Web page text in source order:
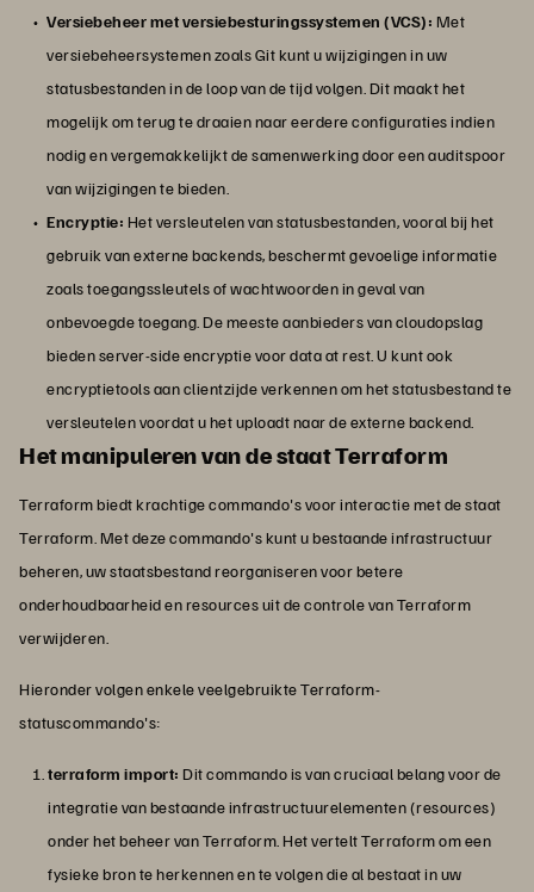
Versiebeheer met versiebesturingssystemen (VCS): Met
versiebeheersystemen zoals Git kunt u wijzigingen in uw
statusbestanden in de loop van de tijd volgen. Dit maakt het
mogelijk om terug te draaien naar eerdere configuraties indien
nodig en vergemakkelijkt de samenwerking door een auditspoor
van wijzigingen te bieden.
Encryptie: Het versleutelen van statusbestanden, vooral bij het
gebruik van externe backends, beschermt gevoelige informatie
zoals toegangssleutels of wachtwoorden in geval van
onbevoegde toegang. De meeste aanbieders van cloudopslag
bieden server-side encryptie voor data at rest. U kunt ook
encryptietools aan clientzijde verkennen om het statusbestand te
versleutelen voordat u het uploadt naar de externe backend.
Het manipuleren van de staat Terraform
Terraform biedt krachtige commando's voor interactie met de staat
Terraform. Met deze commando's kunt u bestaande infrastructuur
beheren, uw staatsbestand reorganiseren voor betere
onderhoudbaarheid en resources uit de controle van Terraform
verwijderen.
Hieronder volgen enkele veelgebruikte Terraform-
statuscommando's:
terraform import: Dit commando is van cruciaal belang voor de
integratie van bestaande infrastructuurelementen (resources)
onder het beheer van Terraform. Het vertelt Terraform om een
fysieke bron te herkennen en te volgen die al bestaat in uw